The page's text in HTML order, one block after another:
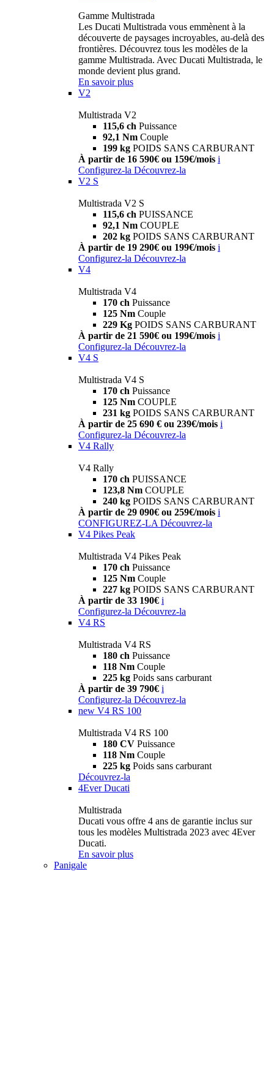
Gamme Multistrada
Les Ducati Multistrada vous emmènent à la
découverte de paysages incroyables, au-delà des
frontières. Découvrez tous les modèles de la
gamme Multistrada. Avec Ducati Multistrada, le
monde devient plus grand.
En savoir plus
V2
Multistrada V2
115,6 ch Puissance
92,1 Nm Couple
199 kg POIDS SANS CARBURANT
À partir de 16 590€ ou 159€/mois i
Configurez-la Découvrez-la
V2 S
Multistrada V2 S
115,6 ch PUISSANCE
92,1 Nm COUPLE
202 kg POIDS SANS CARBURANT
À partir de 19 290€ ou 199€/mois i
Configurez-la Découvrez-la
V4
Multistrada V4
170 ch Puissance
125 Nm Couple
229 Kg POIDS SANS CARBURANT
À partir de 21 590€ ou 199€/mois i
Configurez-la Découvrez-la
V4 S
Multistrada V4 S
170 ch Puissance
125 Nm COUPLE
231 kg POIDS SANS CARBURANT
À partir de 25 690 € ou 239€/mois i
Configurez-la Découvrez-la
V4 Rally
V4 Rally
170 ch PUISSANCE
123,8 Nm COUPLE
240 kg POIDS SANS CARBURANT
À partir de 29 090€ ou 259€/mois i
CONFIGUREZ-LA Découvrez-la
V4 Pikes Peak
Multistrada V4 Pikes Peak
170 ch Puissance
125 Nm Couple
227 kg POIDS SANS CARBURANT
À partir de 33 190€ i
Configurez-la Découvrez-la
V4 RS
Multistrada V4 RS
180 ch Puissance
118 Nm Couple
225 kg Poids sans carburant
À partir de 39 790€ i
Configurez-la Découvrez-la
new V4 RS 100
Multistrada V4 RS 100
180 CV Puissance
118 Nm Couple
225 kg Poids sans carburant
Découvrez-la
4Ever Ducati
Multistrada
Ducati vous offre 4 ans de garantie inclus sur
tous les modèles Multistrada 2023 avec 4Ever
Ducati.
En savoir plus
Panigale